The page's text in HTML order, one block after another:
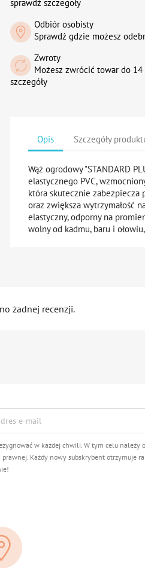
sprawdź szczegoły
Odbiór osobisty
Sprawdź gdzie możesz
Zwroty
Możesz zwrócić towar do
szczegóły
Opis Szczegóły
Wąż ogrodowy "STANDARD
elastycznego PVC,
która skutecznie zabezpiecza
oraz zwiększa wytrzymałość
elastyczny, odporny na
wolny od kadmu, baru i
żadnej recenzji.
w każdej chwili. W tym celu należy
Każdy nowy subskrybent otrzymuje